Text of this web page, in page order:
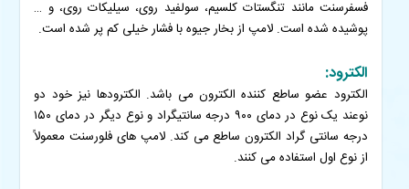
فسفرسنت مانند تنگستات کلسیم، سولفید روی، سیلیکات روی، و …
پوشیده شده است. لامپ از بخار جیوه با فشار خیلی کم پر شده است.
الکترود:
الکترود عضو ساطع کننده الکترون می باشد. الکترودها نیز خود دو
نوعند یک نوع در دمای ۹۰۰ درجه سانتیگراد و نوع دیگر در دمای ۱۵۰
درجه سانتی گراد الکترون ساطع می کند. لامپ های فلورسنت معمولاً
از نوع اول استفاده می کنند.